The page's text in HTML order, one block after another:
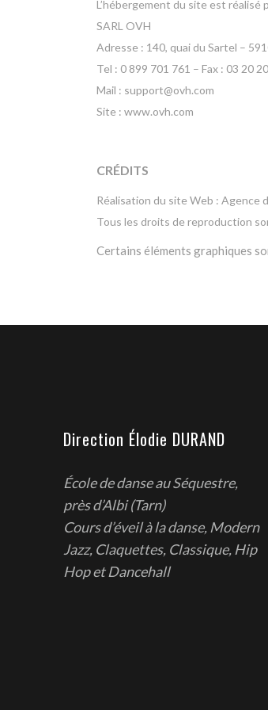
L’hébergement du site est réalisé
SARL OVH
Adresse : 140, quai du Sartel –
Tel : 0 899 701 761 – Fax : 03 20
Mail : support@ovh.com
Site : www.ovh.com
CRÉDITS
Réalisation du site Web : Agence
Tous les droits de reproduction
Certains éléments graphiques
Direction Élodie DURAND
École de danse au Séquestre,
près d’Albi (Tarn)
Cours d’éveil à la danse, Modern
Jazz, Claquettes, Classique, Hip
Hop et Dancehall